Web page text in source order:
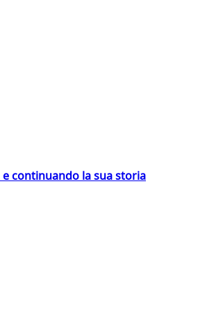
continuando la sua storia